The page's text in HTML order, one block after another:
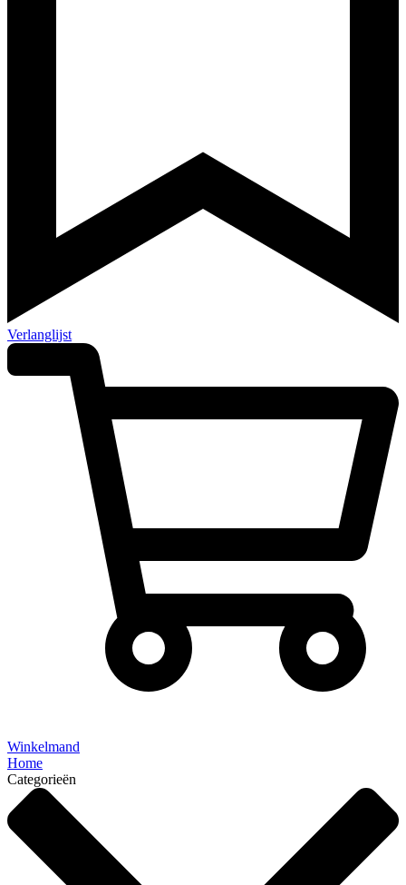
Verlanglijst
Winkelmand
Home
Categorieën